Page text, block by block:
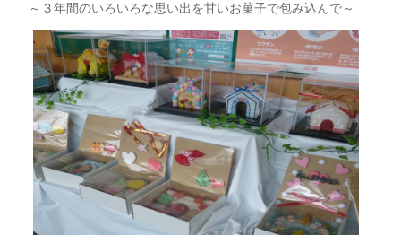
～３年間のいろいろな思い出を甘いお菓子で包み込んで～